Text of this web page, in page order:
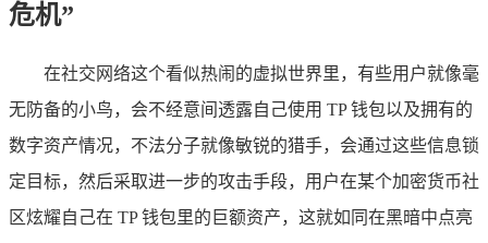
危机”
在社交网络这个看似热闹的虚拟世界里，有些用户就像毫
无防备的小鸟，会不经意间透露自己使用 TP 钱包以及拥有的
数字资产情况，不法分子就像敏锐的猎手，会通过这些信息锁
定目标，然后采取进一步的攻击手段，用户在某个加密货币社
区炫耀自己在 TP 钱包里的巨额资产，这就如同在黑暗中点亮